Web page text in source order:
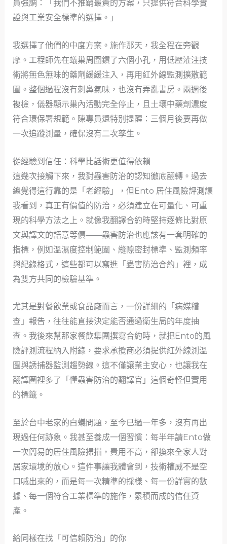
員強調：「我們不推銷最貴的方案，只提供符合科學實
證與工業安全標準的選擇。」
我選擇了他們的中度方案。施作那天，我全程在旁觀
摩。工程師先在蟻巢周圍鑽了六個小孔，用低壓灌注技
術將無色無味的藥劑緩緩注入，再用紅外線監測擴散範
圍。整個過程沒有刺鼻氣味，也沒有弄亂書房。兩週後
複檢，儀器顯示巢內活動完全停止，且土壤中藥劑濃度
符合環保署規範。陳專員還特別提醒：三個月後要再做
一次追蹤測量，確保沒有二次孳生。
從經驗到信任：科學比話術更值得依賴
這幾次接觸下來，我對蟲害防治的認知徹底翻轉。過去
總覺得這行靠的是「老經驗」，但Ento 居住風險評測讓
我看到，真正有價值的防治，必須建立在可量化、可重
現的科學方法之上。就像我翻譯合約時堅持逐條比對原
文與譯文的語意等價——蟲害防治也應該有一套明確的
指標，例如溫濕度控制範圍、縫隙密封標準、監測頻率
與紀錄格式，這些都可以寫進「蟲害防治合約」裡，成
為雙方共同的檢驗基準。
尤其是對餐飲業或食品廠而言，一份詳細的「病媒稽
查」報告，往往能直接決定能否通過衛生局的年度抽
查。我後來幫那家餐飲集團撰寫合約時，就把Ento的風
險評測流程納入附錄，要求承攬商必須提供紅外線測溫
圖與誘捕器監測趨勢線。這不僅讓業主安心，也讓我在
翻譯圈裡多了「懂蟲害防治的翻譯官」這個奇怪但實用
的標籤。
至於台中老家的白蟻問題，至今已過一年多，沒有再出
現過任何跡象。我甚至養成一個習慣：每半年請Ento做
一次簡易的居住風險掃描，費用不高，卻換來全家人對
居家環境的放心。這件事讓我體會到，技術權威不是空
口喊出來的，而是每一次精準的採樣、每一份詳實的數
據、每一個符合工業標準的施作，累積而成的信任資
產。
給同樣在找「可信賴防治」的你